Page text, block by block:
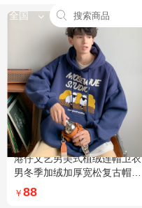
全国
港仔文艺男美式植绒连帽卫衣
男冬季加绒加厚宽松复古帽衫
外套 XXL 加绒 5XL 灰色加绒
￥ 88